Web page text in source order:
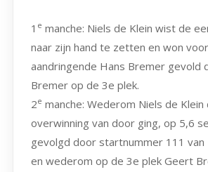
1 e manche: Niels de Klein wist de
naar zijn hand te zetten en won
aandringende Hans Bremer gevold
Bremer op de 3e plek.
2e manche: Wederom Niels de
overwinning van door ging, op 5,6
gevolgd door startnummer 111 van
en wederom op de 3e plek Geert